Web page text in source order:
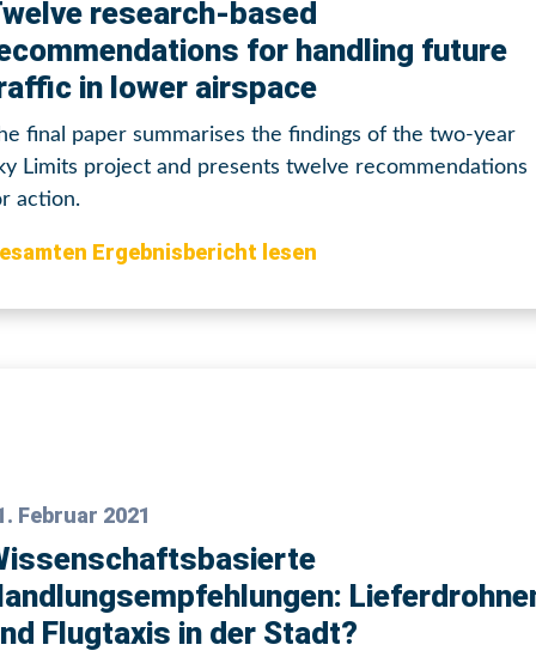
research-based
for handling future
in lower airspace
final paper summarises the findings of the two-year
Limits project and presents twelve recommendations
action.
Ergebnisbericht lesen
Februar 2021
Flugtaxis in der Stadt?